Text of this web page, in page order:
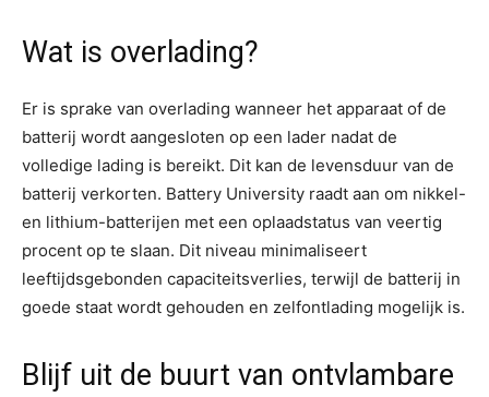
Wat is overlading?
Er is sprake van overlading wanneer het apparaat of de
batterij wordt aangesloten op een lader nadat de
volledige lading is bereikt. Dit kan de levensduur van de
batterij verkorten. Battery University raadt aan om nikkel-
en lithium-batterijen met een oplaadstatus van veertig
procent op te slaan. Dit niveau minimaliseert
leeftijdsgebonden capaciteitsverlies, terwijl de batterij in
goede staat wordt gehouden en zelfontlading mogelijk is.
Blijf uit de buurt van ontvlambare